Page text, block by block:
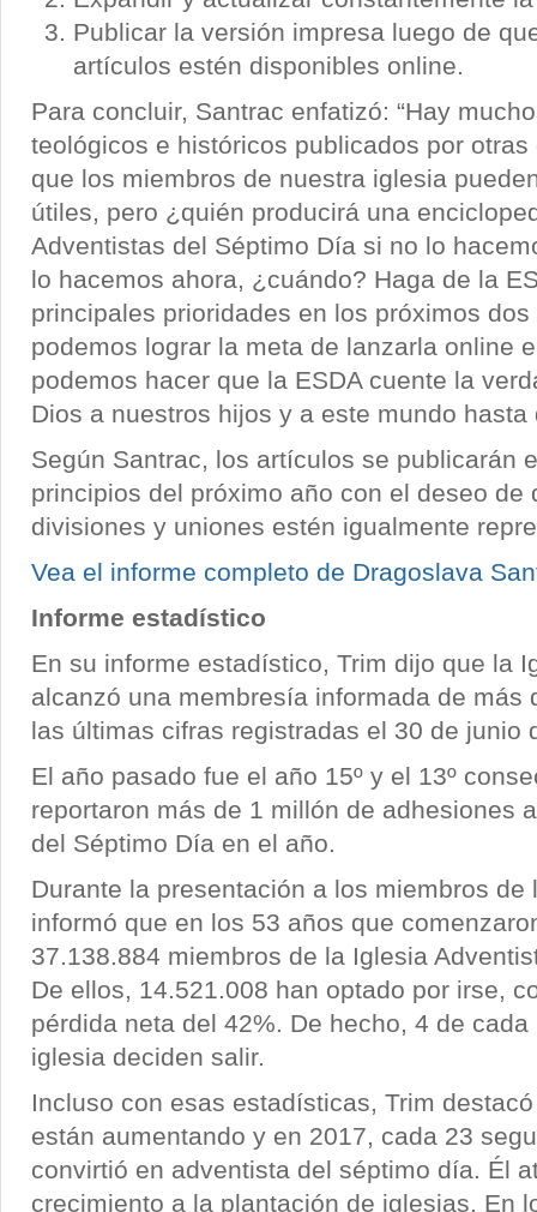
Publicar la versión impresa luego de
artículos estén disponibles online.
Para concluir, Santrac enfatizó: “Hay
teológicos e históricos publicados por
que los miembros de nuestra iglesia
útiles, pero ¿quién producirá una
Adventistas del Séptimo Día si no lo
lo hacemos ahora, ¿cuándo? Haga de la
principales prioridades en los próximos
podemos lograr la meta de lanzarla online
podemos hacer que la ESDA cuente la
Dios a nuestros hijos y a este mundo
Según Santrac, los artículos se publicarán
principios del próximo año con el deseo de
divisiones y uniones estén igualmente
Vea el informe completo de Dragoslava
Informe estadístico
En su informe estadístico, Trim dijo que la
alcanzó una membresía informada de más
las últimas cifras registradas el 30 de junio
El año pasado fue el año 15º y el 13º
reportaron más de 1 millón de adhesiones
del Séptimo Día en el año.
Durante la presentación a los miembros de
informó que en los 53 años que
37.138.884 miembros de la Iglesia
De ellos, 14.521.008 han optado por irse,
pérdida neta del 42%. De hecho, 4 de
iglesia deciden salir.
Incluso con esas estadísticas, Trim
están aumentando y en 2017, cada 23
convirtió en adventista del séptimo día. Él
crecimiento a la plantación de iglesias. En